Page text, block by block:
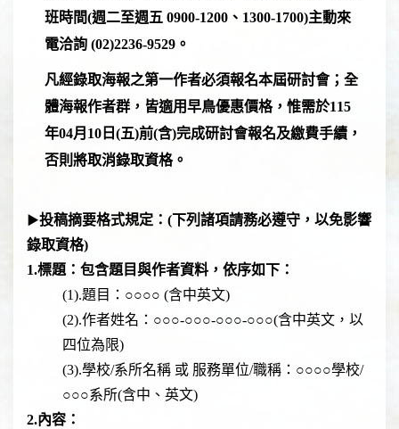
班時間(週二至週五 0900-1200、1300-1700)主動來
電洽詢 (02)2236-9529。
凡經錄取海報之第一作者必須報名本屆研討會；全
體海報作者群，皆適用早鳥優惠價格，惟需於115
年04月10日(五)前(含)完成研討會報名及繳費手續，
否則將取消錄取資格。
▶投稿摘要格式規定： (下列諸項請務必遵守，以免影響
錄取資格)
1.標題：包含題目與作者資料，依序如下：
(1).題目：○○○○ (含中英文)
(2).作者姓名：○○○-○○○-○○○-○○○(含中英文，以
四位為限)
(3).學校/系所名稱 或 服務單位/職稱：○○○○學校/
○○○系所(含中、英文)
2.內容：